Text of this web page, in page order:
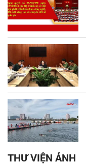
THƯ VIỆN ẢNH